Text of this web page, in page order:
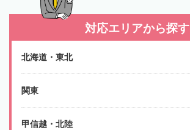
対応エリアから探す
北海道・東北
関東
甲信越・北陸